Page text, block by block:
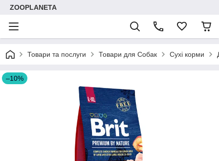
ZOOPLANETA
Товари та послуги Товари для Собак Сухі корми
–10%